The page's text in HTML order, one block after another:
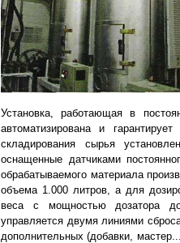
Установка, работающая в
автоматизирована и
складирования сырья
оснащенные датчиками
обрабатываемого материала
объема 1.000 литров, а для
веса с мощностью дозатора
управляется двумя линиями
дополнительных (добавки,